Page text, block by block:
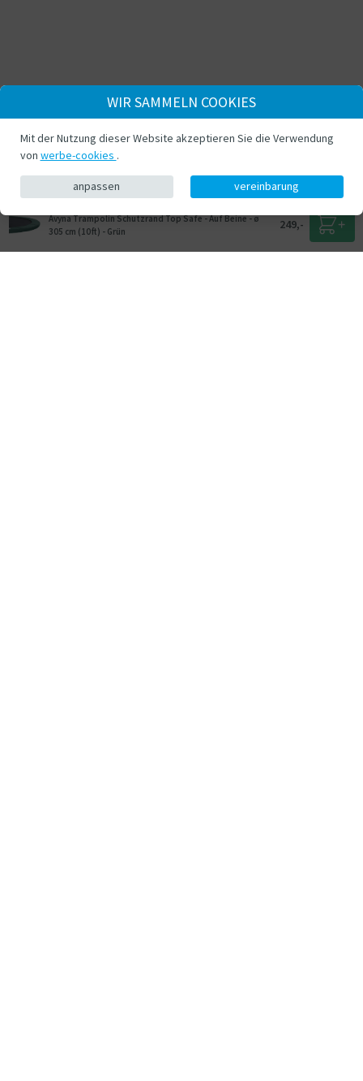
Avyna Trampolin Schutzrand Top Safe - Auf Beine - ø
305 cm (10ft) - Grün
249,-
WIR SAMMELN COOKIES
Mit der Nutzung dieser Website akzeptieren Sie die Verwendung
von werbe-cookies .
anpassen vereinbarung